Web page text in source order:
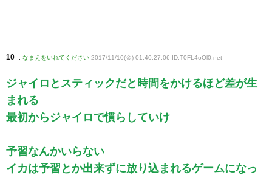
10 : なまえをいれてください 2017/11/10(金) 01:40:27.06 ID:T0FL4oOl0 .net
ジャイロとスティックだと時間をかけるほど差が生
まれる
最初からジャイロで慣らしていけ
予習なんかいらない
イカは予習とか出来ずに放り込まれるゲームになっ